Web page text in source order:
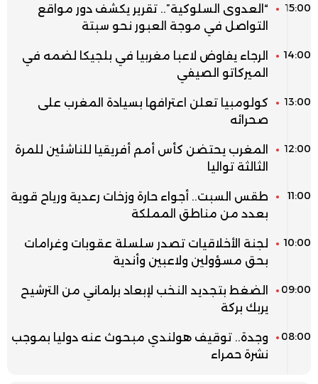
15:00
“العدوى السلوكية”.. تقرير يكشف دور مواقع
التواصل في موجة العبور نحو سبتة
14:00
الرجاء يفاوض لاعبا مغربيا في بلجيكا لضمه في
الميركاتو الصيفي
13:00
كولومبيا تعلن اعترافها بسيادة المغرب على
صحرائه
12:00
المغرب يحتضن كأس أمم أفريقيا للناشئين للمرة
الثالثة تواليا
11:00
طقس السبت.. أجواء حارة وزخات رعدية ورياح قوية
بعدد من مناطق المملكة
10:00
لجنة الأخلاقيات تصدر سلسلة عقوبات وغرامات
بحق مسؤولين ولاعبين وأندية
09:00
الضغط بتجديد النخب لإبعاد برلماني من الترشيح
يربك بركة
08:00
وجدة.. توقيف هولندي مبحوث عنه دوليا بموجب
نشرة حمراء